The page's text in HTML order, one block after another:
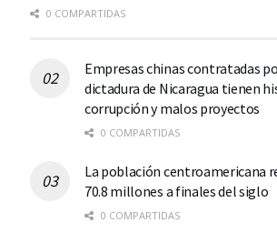
0 COMPARTIDAS
Empresas chinas contratadas
dictadura de Nicaragua tienen
corrupción y malos proyectos
0 COMPARTIDAS
La población centroamericana
70.8 millones a finales del siglo
0 COMPARTIDAS